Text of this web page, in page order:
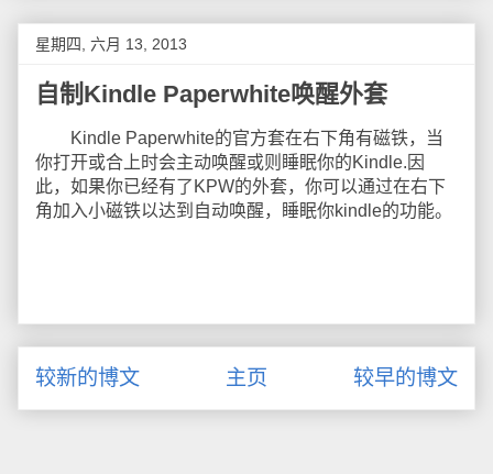
星期四, 六月 13, 2013
自制Kindle Paperwhite唤醒外套
Kindle Paperwhite的官方套在右下角有磁铁，当
你打开或合上时会主动唤醒或则睡眠你的Kindle.因
此，如果你已经有了KPW的外套，你可以通过在右下
角加入小磁铁以达到自动唤醒，睡眠你kindle的功能。
较新的博文 较早的博文
主页